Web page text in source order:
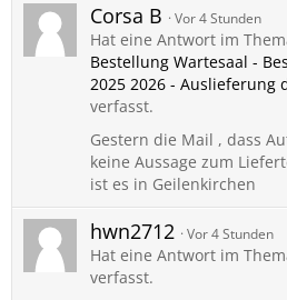
Corsa B Vor 4 Stunden
Hat eine Antwort im
Bestellung Wartesaal -
2025 2026 - Auslieferung
verfasst.
Gestern die Mail , dass
keine Aussage zum
ist es in Geilenkirchen
hwn2712 Vor 4 Stunden
Hat eine Antwort im
verfasst.